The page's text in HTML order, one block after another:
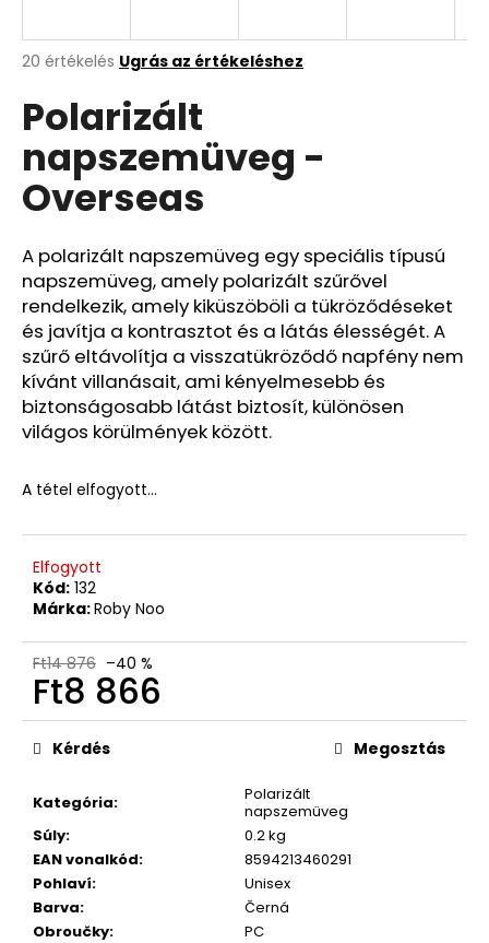
A
átlagos
értékelése
ből
5,0
csillag.
20 értékelés Ugrás az értékeléshez
Polarizált
napszemüveg -
Overseas
A polarizált napszemüveg egy speciális típusú
napszemüveg, amely polarizált szűrővel
rendelkezik, amely kiküszöböli a tükröződéseket
és javítja a kontrasztot és a látás élességét. A
szűrő eltávolítja a visszatükröződő napfény nem
kívánt villanásait, ami kényelmesebb és
biztonságosabb látást biztosít, különösen
világos körülmények között.
A tétel elfogyott…
Elfogyott
Kód: 132
Márka:Roby Noo
Ft14 876 –40 %
Ft8 866
Egységár:
Kategória:
Polarizált
napszemüveg
Súly:
0.2 kg
EAN vonalkód:
8594213460291
Pohlaví:
Unisex
Barva:
Černá
Obroučky:
PC
Kérdés Megosztás
A
á
n
j
u